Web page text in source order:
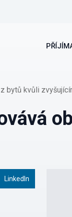
bytů kvůli
LinkedIn